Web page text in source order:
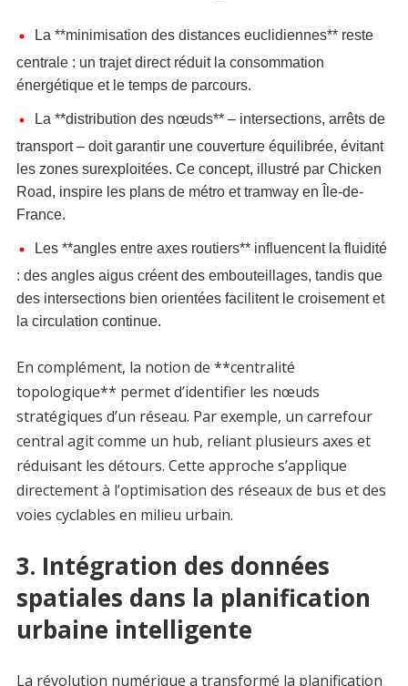
La **minimisation des distances euclidiennes** reste
centrale : un trajet direct réduit la consommation
énergétique et le temps de parcours.
La **distribution des nœuds** – intersections, arrêts de
transport – doit garantir une couverture équilibrée, évitant
les zones surexploitées. Ce concept, illustré par Chicken
Road, inspire les plans de métro et tramway en Île-de-
France.
Les **angles entre axes routiers** influencent la fluidité
: des angles aigus créent des embouteillages, tandis que
des intersections bien orientées facilitent le croisement et
la circulation continue.
En complément, la notion de **centralité
topologique** permet d’identifier les nœuds
stratégiques d’un réseau. Par exemple, un carrefour
central agit comme un hub, reliant plusieurs axes et
réduisant les détours. Cette approche s’applique
directement à l’optimisation des réseaux de bus et des
voies cyclables en milieu urbain.
3. Intégration des données
spatiales dans la planification
urbaine intelligente
La révolution numérique a transformé la planification